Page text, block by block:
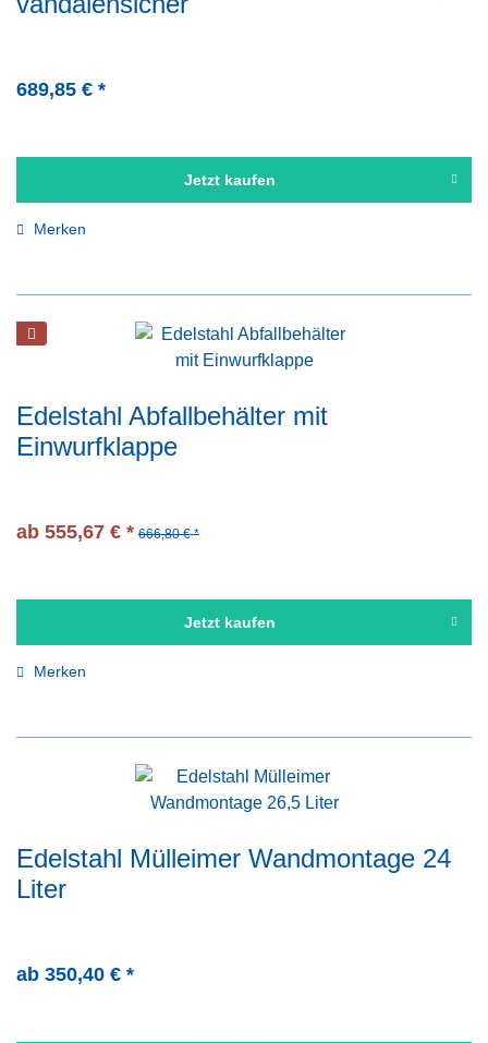
689,85 € *
Jetzt kaufen
Merken
Edelstahl Abfallbehälter mit
Einwurfklappe
ab 555,67 € * 666,80 € *
Jetzt kaufen
Merken
Edelstahl Mülleimer Wandmontage 24
Liter
ab 350,40 € *